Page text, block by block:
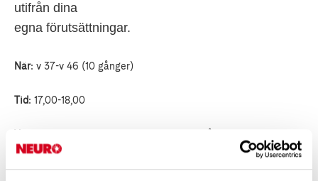
utifrån dina
egna förutsättningar.
När: v 37-v 46 (10 gånger)
Tid: 17,00-18,00
Kostnad:700 sek/termin (ej medlem 1000 sek/termin)